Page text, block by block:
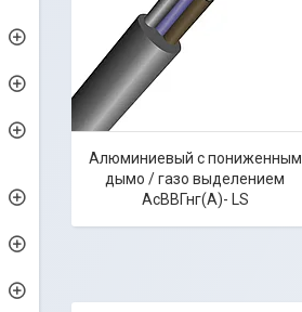
Алюминиевый с пониженным
дымо / газо выделением
АсВВГнг(А)- LS